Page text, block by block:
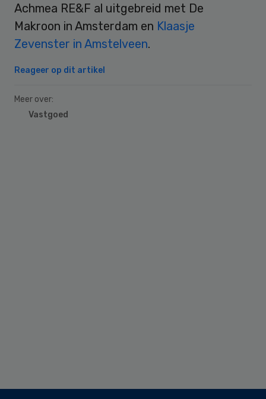
Achmea RE&F al uitgebreid met De
Makroon in Amsterdam en Klaasje
Zevenster in Amstelveen.
Reageer op dit artikel
Meer over:
Vastgoed